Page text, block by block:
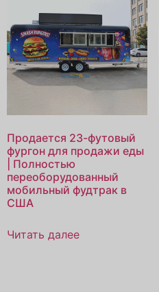
Продается 23-футовый
фургон для продажи еды
| Полностью
переоборудованный
мобильный фудтрак в
США
Читать далее